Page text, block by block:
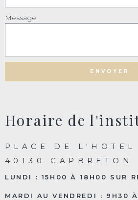
Message
ENVOYER
Horaire de
PLACE DE
40130 CAPBRETON
LUNDI : 15H00 À 18H00 SUR
MARDI AU VENDREDI : 9H30